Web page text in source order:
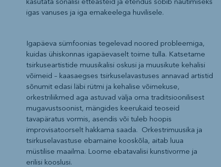
kasutata sõnalisi etteasteid ja etendus sobib nautimiseks
igas vanuses ja iga emakeelega huvilisele.
Igapäeva sümfoonias tegelevad noored probleemiga,
kuidas ühiskonnas igapäevaselt toime tulla. Katsetame
tsirkuseartistide muusikalisi oskusi ja muusikute kehalisi
võimeid – kaasaegses tsirkuselavastuses annavad artistid
sõnumit edasi läbi rütmi ja kehalise võimekuse,
orkestriliikmed aga astuvad välja oma traditsioonilisest
mugavustsoonist, mängides keerukaid teoseid
tavapäratus vormis, asendis või tuleb hoopis
improvisatoorselt hakkama saada. Orkestrimuusika ja
tsirkuselavastuse ebamaine kooskõla, aitab luua
müstilise maailma. Loome ebatavalisi kunstivorme ja
erilisi kooslusi.